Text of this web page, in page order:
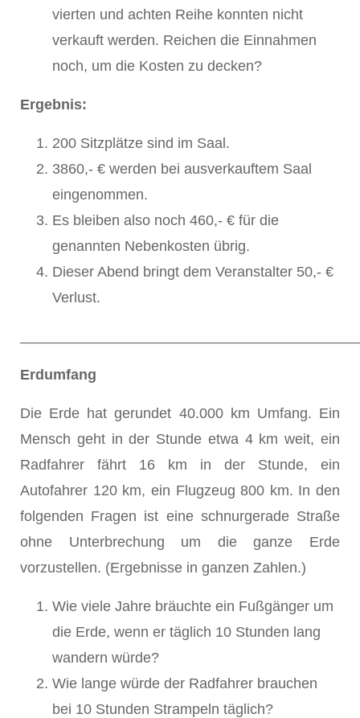
vierten und achten Reihe konnten nicht
verkauft werden. Reichen die Einnahmen
noch, um die Kosten zu decken?
Ergebnis:
200 Sitzplätze sind im Saal.
3860,- € werden bei ausverkauftem Saal
eingenommen.
Es bleiben also noch 460,- € für die
genannten Nebenkosten übrig.
Dieser Abend bringt dem Veranstalter 50,- €
Verlust.
Erdumfang
Die Erde hat gerundet 40.000 km Umfang. Ein
Mensch geht in der Stunde etwa 4 km weit, ein
Radfahrer fährt 16 km in der Stunde, ein
Autofahrer 120 km, ein Flugzeug 800 km. In den
folgenden Fragen ist eine schnurgerade Straße
ohne Unterbrechung um die ganze Erde
vorzustellen. (Ergebnisse in ganzen Zahlen.)
Wie viele Jahre bräuchte ein Fußgänger um
die Erde, wenn er täglich 10 Stunden lang
wandern würde?
Wie lange würde der Radfahrer brauchen
bei 10 Stunden Strampeln täglich?